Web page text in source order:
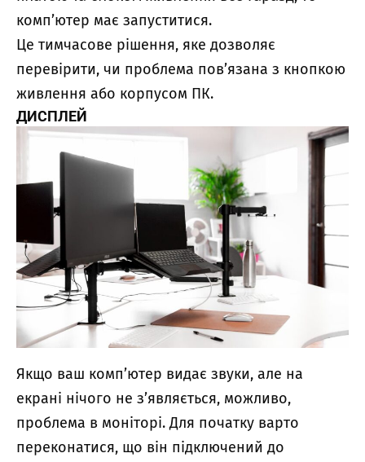
комп’ютер має запуститися.
Це тимчасове рішення, яке дозволяє
перевірити, чи проблема пов’язана з кнопкою
живлення або корпусом ПК.
ДИСПЛЕЙ
Якщо ваш комп’ютер видає звуки, але на
екрані нічого не з’являється, можливо,
проблема в моніторі. Для початку варто
переконатися, що він підключений до